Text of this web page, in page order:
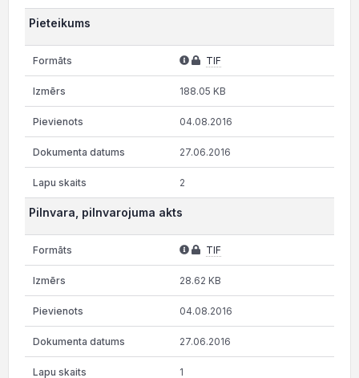
Pieteikums
TIF
188.05 KB
04.08.2016
27.06.2016
2
Pilnvara, pilnvarojuma akts
TIF
28.62 KB
04.08.2016
27.06.2016
1